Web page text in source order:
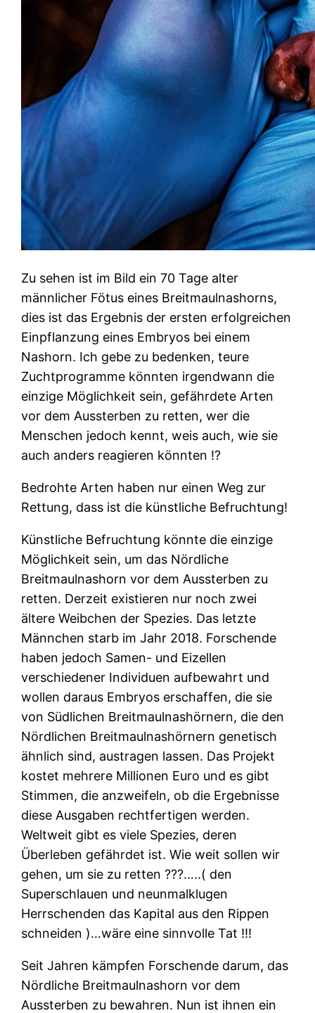
Zu sehen ist im Bild ein 70 Tage alter
männlicher Fötus eines Breitmaulnashorns,
dies ist das Ergebnis der ersten erfolgreichen
Einpflanzung eines Embryos bei einem
Nashorn. Ich gebe zu bedenken, teure
Zuchtprogramme könnten irgendwann die
einzige Möglichkeit sein, gefährdete Arten
vor dem Aussterben zu retten, wer die
Menschen jedoch kennt, weis auch, wie sie
auch anders reagieren könnten !?
Bedrohte Arten haben nur einen Weg zur
Rettung, dass ist die künstliche Befruchtung!
Künstliche Befruchtung könnte die einzige
Möglichkeit sein, um das Nördliche
Breitmaulnashorn vor dem Aussterben zu
retten. Derzeit existieren nur noch zwei
ältere Weibchen der Spezies. Das letzte
Männchen starb im Jahr 2018. Forschende
haben jedoch Samen- und Eizellen
verschiedener Individuen aufbewahrt und
wollen daraus Embryos erschaffen, die sie
von Südlichen Breitmaulnashörnern, die den
Nördlichen Breitmaulnashörnern genetisch
ähnlich sind, austragen lassen. Das Projekt
kostet mehrere Millionen Euro und es gibt
Stimmen, die anzweifeln, ob die Ergebnisse
diese Ausgaben rechtfertigen werden.
Weltweit gibt es viele Spezies, deren
Überleben gefährdet ist. Wie weit sollen wir
gehen, um sie zu retten ???…..( den
Superschlauen und neunmalklugen
Herrschenden das Kapital aus den Rippen
schneiden )…wäre eine sinnvolle Tat !!!
Seit Jahren kämpfen Forschende darum, das
Nördliche Breitmaulnashorn vor dem
Aussterben zu bewahren. Nun ist ihnen ein